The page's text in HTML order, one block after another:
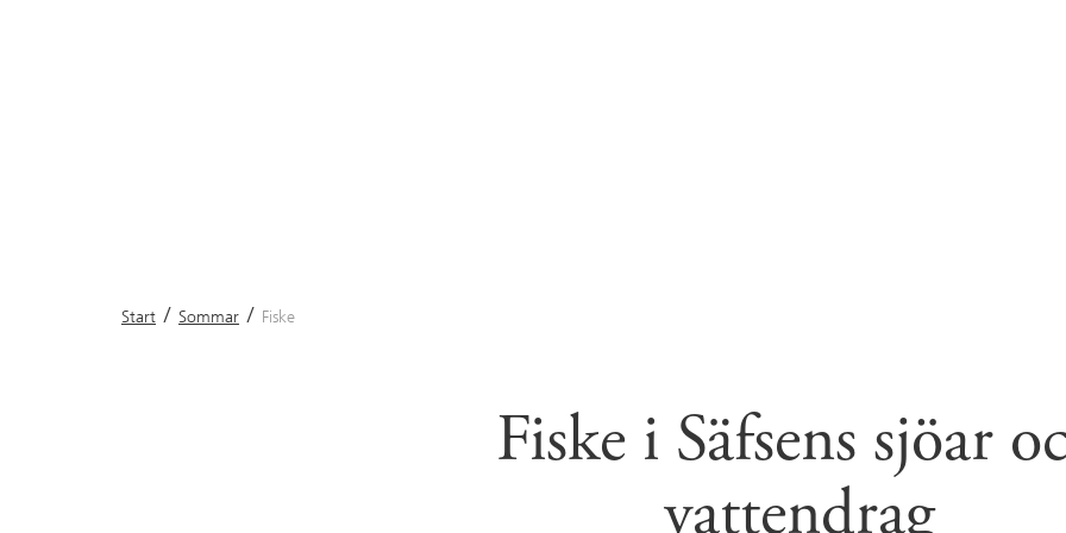
Start Sommar Fiske
Fiske i Säfsens sjöar
vattendrag